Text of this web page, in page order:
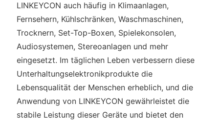
LINKEYCON auch häufig in Klimaanlagen,
Fernsehern, Kühlschränken, Waschmaschinen,
Trocknern, Set-Top-Boxen, Spielekonsolen,
Audiosystemen, Stereoanlagen und mehr
eingesetzt. Im täglichen Leben verbessern diese
Unterhaltungselektronikprodukte die
Lebensqualität der Menschen erheblich, und die
Anwendung von LINKEYCON gewährleistet die
stabile Leistung dieser Geräte und bietet den